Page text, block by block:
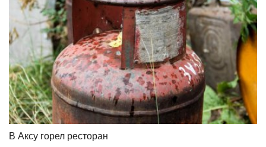
В Аксу горел ресторан